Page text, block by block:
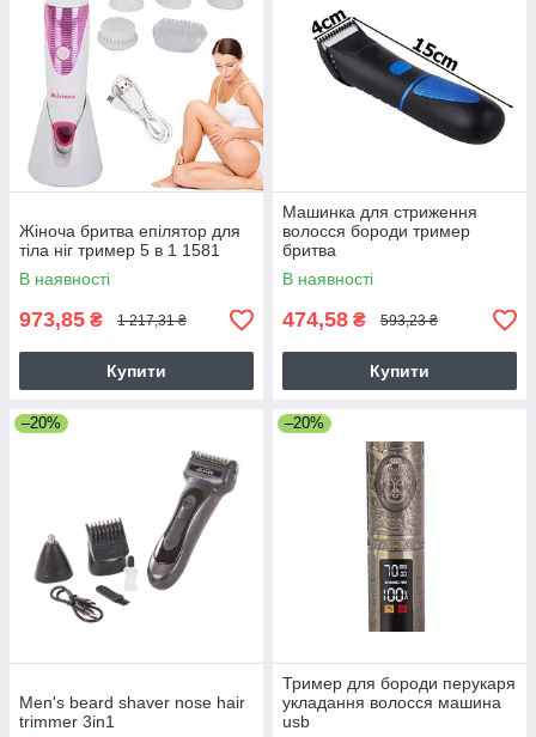
Жіноча бритва епілятор для
тіла ніг тример 5 в 1 1581
В наявності
973,85 ₴ 1 217,31 ₴
Купити
Машинка для стриження
волосся бороди тример
бритва
В наявності
474,58 ₴ 593,23 ₴
Купити
–20%
Men's beard shaver nose hair
trimmer 3in1
–20%
Тример для бороди перукаря
укладання волосся машина
usb